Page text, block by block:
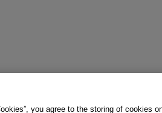
you agree to the storing of cookies